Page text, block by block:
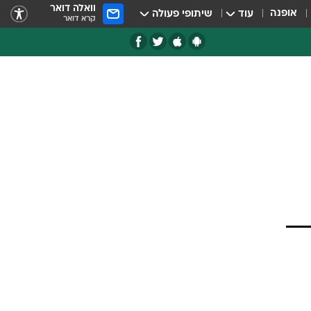
אופנה עוד שיתופי פעולה וואלה דואר
קרא דואר